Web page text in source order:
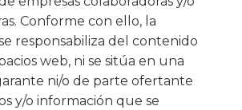
Conforme con ello, la
responsabiliza del contenido
web, ni se sitúa en una
ni/o de parte ofertante
y/o información que se